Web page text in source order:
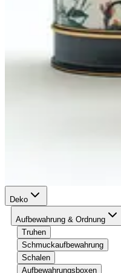
Deko
Aufbewahrung & Ordnung
Truhen
Schmuckaufbewahrung
Schalen
Aufbewahrungsboxen